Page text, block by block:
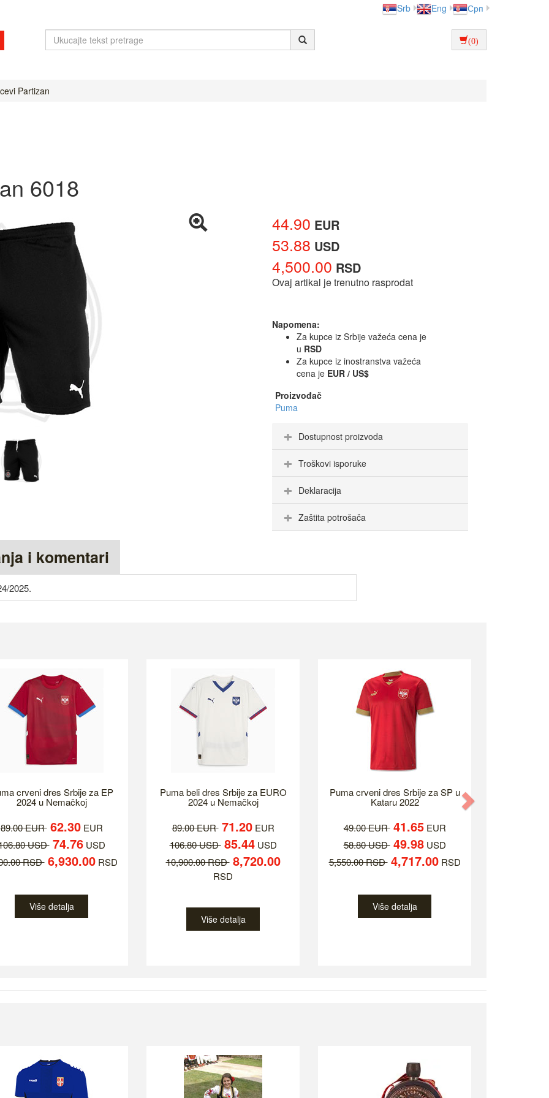
Srb Eng Срп
(0)
Partizan
6018
44.90 EUR
53.88 USD
4,500.00 RSD
Ovaj artikal je trenutno rasprodat
Napomena:
Za kupce iz Srbije važeća cena je
u RSD
Za kupce iz inostranstva važeća
cena je EUR / US$
Proizvođač
Puma
Dostupnost proizvoda
Troškovi isporuke
Deklaracija
Zaštita potrošača
i komentari
2025.
crveni dres Srbije za EP
2024 u Nemačkoj
89.00 EUR 62.30EUR
USD 74.76USD
RSD 6,930.00RSD
Više detalja
Puma beli dres Srbije za EURO
2024 u Nemačkoj
89.00 EUR 71.20EUR
106.80 USD 85.44USD
10,900.00 RSD 8,720.00
RSD
Više detalja
Puma crveni dres Srbije za SP u
Kataru 2022
49.00 EUR 41.65EUR
58.80 USD 49.98USD
5,550.00 RSD 4,717.00RSD
Više detalja